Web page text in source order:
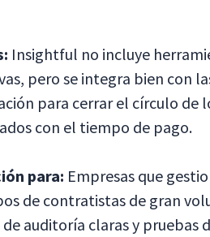
Insightful no incluye
pero se integra bien con
para cerrar el círculo de
con el tiempo de pago.
para: Empresas que
de contratistas de gran
auditoría claras y pruebas